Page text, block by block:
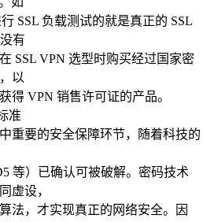
SSL 负载测试的就是真正的 SSL
有
SSL VPN 选型时购买经过国家密
以
得 VPN 销售许可证的产品。
准
重要的安全保障环节，随着科技的
等）已确认可被破解。密码技术
虚设，
法，才实现真正的网络安全。因